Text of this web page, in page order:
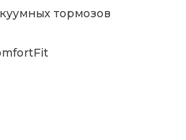
тормозов